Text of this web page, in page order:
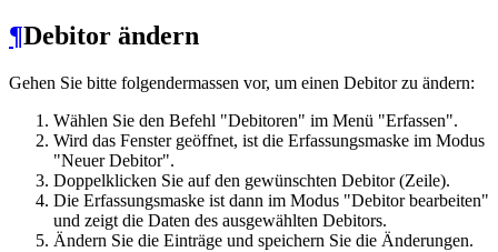
¶Debitor ändern
Gehen Sie bitte folgendermassen vor, um einen Debitor zu ändern:
Wählen Sie den Befehl "Debitoren" im Menü "Erfassen".
Wird das Fenster geöffnet, ist die Erfassungsmaske im Modus
"Neuer Debitor".
Doppelklicken Sie auf den gewünschten Debitor (Zeile).
Die Erfassungsmaske ist dann im Modus "Debitor bearbeiten"
und zeigt die Daten des ausgewählten Debitors.
Ändern Sie die Einträge und speichern Sie die Änderungen.